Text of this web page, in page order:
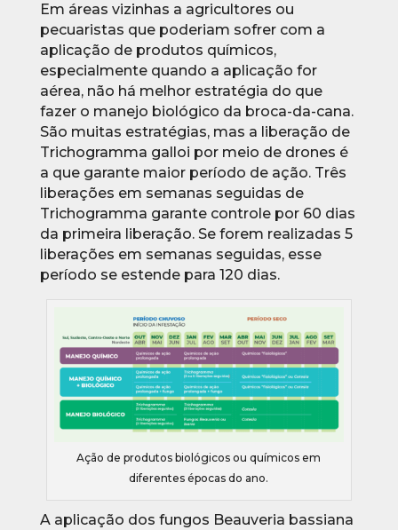
Em áreas vizinhas a agricultores ou
pecuaristas que poderiam sofrer com a
aplicação de produtos químicos,
especialmente quando a aplicação for
aérea, não há melhor estratégia do que
fazer o manejo biológico da broca-da-cana.
São muitas estratégias, mas a liberação de
Trichogramma galloi por meio de drones é
a que garante maior período de ação. Três
liberações em semanas seguidas de
Trichogramma garante controle por 60 dias
da primeira liberação. Se forem realizadas 5
liberações em semanas seguidas, esse
período se estende para 120 dias.
Ação de produtos biológicos ou químicos em
diferentes épocas do ano.
A aplicação dos fungos Beauveria bassiana